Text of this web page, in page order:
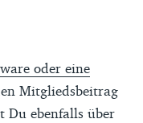
oder eine
Mitgliedsbeitrag
Du ebenfalls über